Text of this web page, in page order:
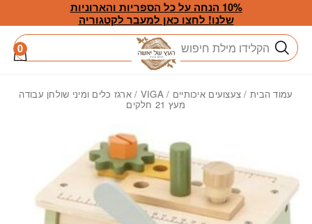
Skip to Content
10% הנחה על כל הספריות והארוניות
שלנו! לחצו כאן למעבר לקטגוריה
חיפוש 0
עמוד הבית/ צעצועים איכותיים /
VIGA / ארגז כלים ומיני שולחן עבודה
מעץ 21 חלקים